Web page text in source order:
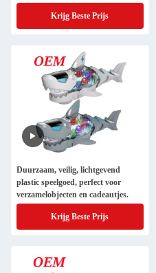
Krijg Beste Prijs
Duurzaam, veilig, lichtgevend
plastic speelgoed, perfect voor
verzamelobjecten en cadeautjes.
Krijg Beste Prijs